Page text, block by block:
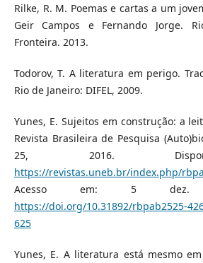
Rilke, R. M. Poemas e cartas a um
Geir Campos e Fernando Jorge.
Fronteira. 2013.
Todorov, T. A literatura em perigo.
Rio de Janeiro: DIFEL, 2009.
Yunes, E. Sujeitos em construção: a
Revista Brasileira de Pesquisa
25, 2016.
https://revistas.uneb.br/index.php/
Acesso em: 5 dez.
https://doi.org/10.31892/rbpab2525-
625
Yunes, E. A literatura está mesmo